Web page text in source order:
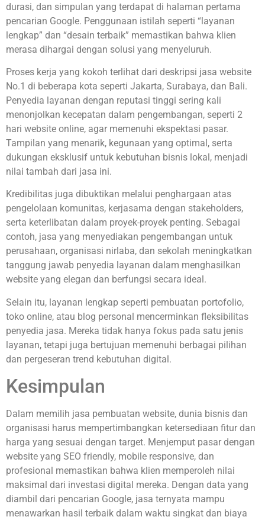
durasi, dan simpulan yang terdapat di halaman pertama
pencarian Google. Penggunaan istilah seperti “layanan
lengkap” dan “desain terbaik” memastikan bahwa klien
merasa dihargai dengan solusi yang menyeluruh.
Proses kerja yang kokoh terlihat dari deskripsi jasa website
No.1 di beberapa kota seperti Jakarta, Surabaya, dan Bali.
Penyedia layanan dengan reputasi tinggi sering kali
menonjolkan kecepatan dalam pengembangan, seperti 2
hari website online, agar memenuhi ekspektasi pasar.
Tampilan yang menarik, kegunaan yang optimal, serta
dukungan eksklusif untuk kebutuhan bisnis lokal, menjadi
nilai tambah dari jasa ini.
Kredibilitas juga dibuktikan melalui penghargaan atas
pengelolaan komunitas, kerjasama dengan stakeholders,
serta keterlibatan dalam proyek-proyek penting. Sebagai
contoh, jasa yang menyediakan pengembangan untuk
perusahaan, organisasi nirlaba, dan sekolah meningkatkan
tanggung jawab penyedia layanan dalam menghasilkan
website yang elegan dan berfungsi secara ideal.
Selain itu, layanan lengkap seperti pembuatan portofolio,
toko online, atau blog personal mencerminkan fleksibilitas
penyedia jasa. Mereka tidak hanya fokus pada satu jenis
layanan, tetapi juga bertujuan memenuhi berbagai pilihan
dan pergeseran trend kebutuhan digital.
Kesimpulan
Dalam memilih jasa pembuatan website, dunia bisnis dan
organisasi harus mempertimbangkan ketersediaan fitur dan
harga yang sesuai dengan target. Menjemput pasar dengan
website yang SEO friendly, mobile responsive, dan
profesional memastikan bahwa klien memperoleh nilai
maksimal dari investasi digital mereka. Dengan data yang
diambil dari pencarian Google, jasa ternyata mampu
menawarkan hasil terbaik dalam waktu singkat dan biaya